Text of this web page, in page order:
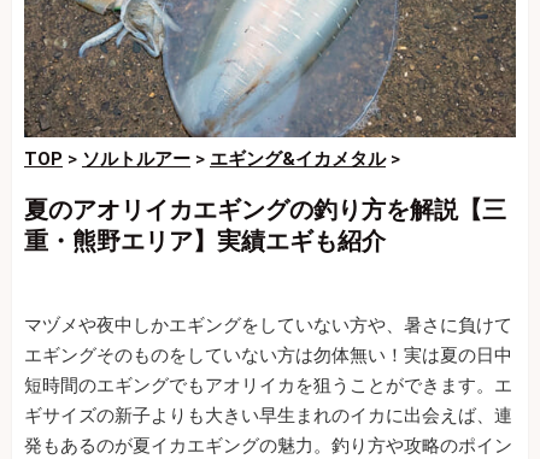
TOP > ソルトルアー > エギング&イカメタル>
夏のアオリイカエギングの釣り方を解説【三
重・熊野エリア】実績エギも紹介
マヅメや夜中しかエギングをしていない方や、暑さに負けて
エギングそのものをしていない方は勿体無い！実は夏の日中
短時間のエギングでもアオリイカを狙うことができます。エ
ギサイズの新子よりも大きい早生まれのイカに出会えば、連
発もあるのが夏イカエギングの魅力。釣り方や攻略のポイン